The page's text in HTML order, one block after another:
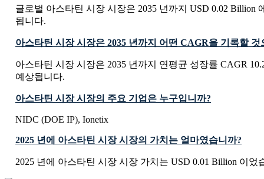
글로벌 아스타틴 시장 시장은 2035 년까지 USD 0.02 Billion
됩니다.
아스타틴 시장 시장은 2035 년까지 어떤 CAGR을 기록할 것
아스타틴 시장 시장은 2035 년까지 연평균 성장률 CAGR
예상됩니다.
아스타틴 시장 시장의 주요 기업은 누구입니까?
NIDC (DOE IP), Ionetix
2025 년에 아스타틴 시장 시장의 가치는 얼마였습니까?
2025 년에 아스타틴 시장 시장 가치는 USD 0.01 Billion 이었